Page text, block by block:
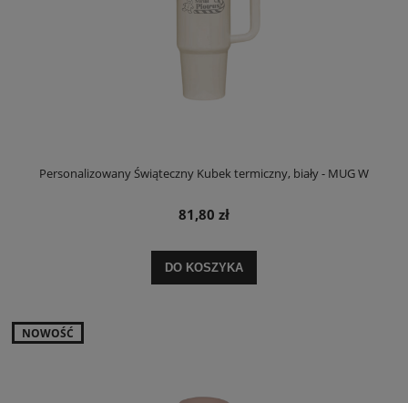
Personalizowany Świąteczny Kubek termiczny, biały - MUG W
81,80 zł
DO KOSZYKA
NOWOŚĆ